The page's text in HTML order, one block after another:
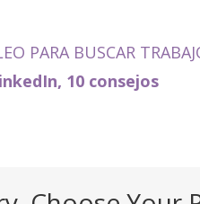
PARA BUSCAR
10 consejos